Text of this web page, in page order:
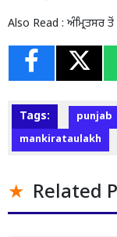
Also Read : ਅੰਮ੍ਰਿਤਸਰ
Tags: punjab
mankirataulakh
Related